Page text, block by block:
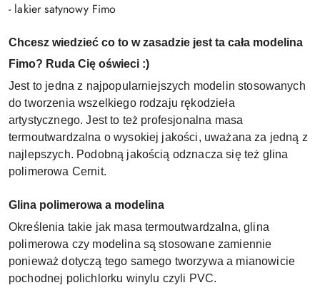
- lakier satynowy Fimo
Chcesz wiedzieć co to w zasadzie jest ta cała modelina
Fimo? Ruda Cię oświeci :)
Jest to jedna z najpopularniejszych modelin stosowanych
do tworzenia wszelkiego rodzaju rękodzieła
artystycznego. Jest to też profesjonalna masa
termoutwardzalna o wysokiej jakości, uważana za jedną z
najlepszych. Podobną jakością odznacza się też glina
polimerowa Cernit.
Glina polimerowa a modelina
Określenia takie jak masa termoutwardzalna, glina
polimerowa czy modelina są stosowane zamiennie
ponieważ dotyczą tego samego tworzywa a mianowicie
pochodnej polichlorku winylu czyli PVC.